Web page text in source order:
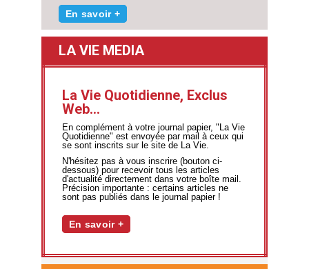
En savoir +
LA VIE MEDIA
La Vie Quotidienne, Exclus
Web...
En complément à votre journal papier, "La Vie
Quotidienne" est envoyée par mail à ceux qui
se sont inscrits sur le site de La Vie.
N'hésitez pas à vous inscrire (bouton ci-
dessous) pour recevoir tous les articles
d'actualité directement dans votre boîte mail.
Précision importante : certains articles ne
sont pas publiés dans le journal papier !
En savoir +